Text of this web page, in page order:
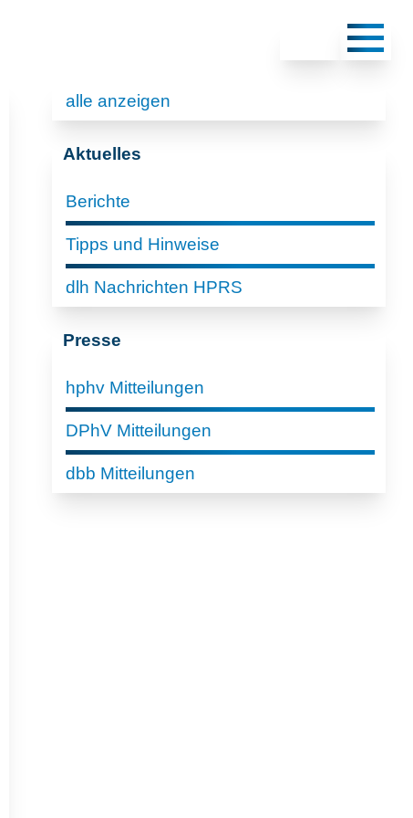
alle anzeigen
Aktuelles
Berichte
Tipps und Hinweise
dlh Nachrichten HPRS
Presse
hphv Mitteilungen
DPhV Mitteilungen
dbb Mitteilungen